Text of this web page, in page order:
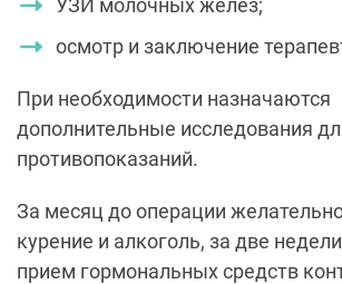
осмотр и заключение
При необходимости назначаются
дополнительные исследования
противопоказаний.
За месяц до операции
курение и алкоголь, за две
прием гормональных средств